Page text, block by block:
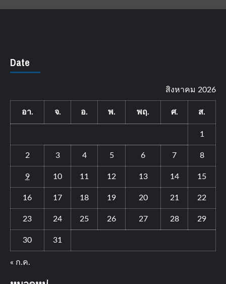
Date
สิงหาคม 2026
อา. จ. อ. พ. พฤ. ศ. ส.
1
2 3 4 5 6 7 8
9 10 11 12 13 14 15
16 17 18 19 20 21 22
23 24 25 26 27 28 29
30 31
« ก.ค.